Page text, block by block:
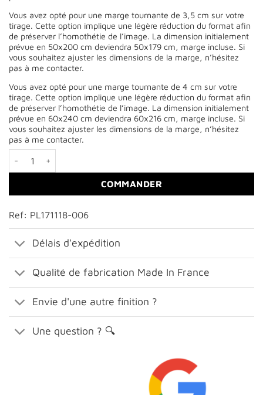
Vous avez opté pour une marge tournante de 3,5 cm sur votre
tirage. Cette option implique une légère réduction du format afin
de préserver l’homothétie de l’image. La dimension initialement
prévue en 50x200 cm deviendra 50x179 cm, marge incluse. Si
vous souhaitez ajuster les dimensions de la marge, n’hésitez
pas à me contacter.
Vous avez opté pour une marge tournante de 4 cm sur votre
tirage. Cette option implique une légère réduction du format afin
de préserver l’homothétie de l’image. La dimension initialement
prévue en 60x240 cm deviendra 60x216 cm, marge incluse. Si
vous souhaitez ajuster les dimensions de la marge, n’hésitez
pas à me contacter.
COMMANDER
Ref: PL171118-006
Délais d'expédition
Qualité de fabrication Made In France
Envie d'une autre finition ?
Une question ? 🔍